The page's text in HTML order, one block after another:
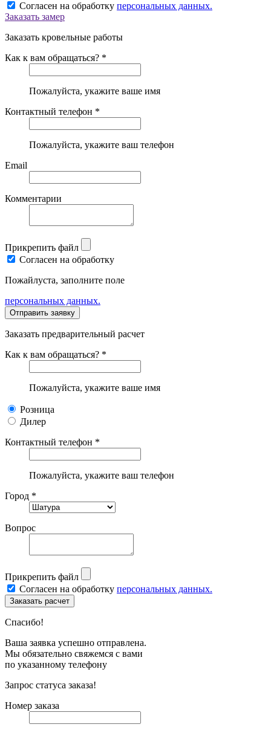
Согласен на обработку персональных данных.
Заказать замер
Заказать кровельные работы
Как к вам обращаться? *
Пожалуйста, укажите ваше имя
Контактный телефон *
Пожалуйста, укажите ваш телефон
Email
Комментарии
Прикрепить файл
Согласен на обработку
Пожайлуста, заполните поле
персональных данных.
Заказать предварительный расчет
Как к вам обращаться? *
Пожалуйста, укажите ваше имя
Розница
Дилер
Контактный телефон *
Пожалуйста, укажите ваш телефон
Город *
Вопрос
Прикрепить файл
Согласен на обработку персональных данных.
Спасибо!
Ваша заявка успешно отправлена.
Мы обязательно свяжемся с вами
по указанному телефону
Запрос статуса заказа!
Номер заказа